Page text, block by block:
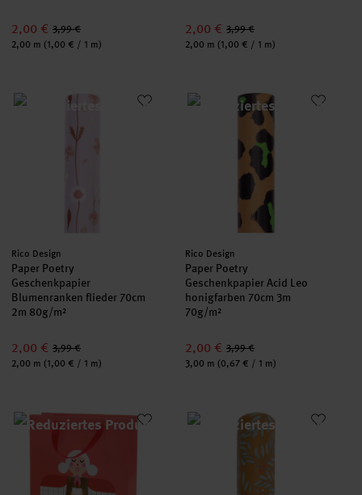
2,00 € 3,99 €
Inhalt:
2,00 m (1,00 € / 1 m)
2,00 € 3,99 €
Inhalt:
2,00 m (1,00 € / 1 m)
Paper Poetry Geschenkpapier Blumenranken flieder 70cm 2m
Hersteller:
Rico Design
Paper Poetry
Geschenkpapier
Blumenranken flieder 70cm
2m 80g/m²
2,00 € 3,99 €
Inhalt:
2,00 m (1,00 € / 1 m)
Paper Poetry Geschenkpapier
Hersteller:
Rico Design
Paper Poetry
Geschenkpapier Acid Leo
honigfarben 70cm 3m
70g/m²
2,00 € 3,99 €
Inhalt:
3,00 m (0,67 € / 1 m)
Paper Poetry Geschenktüte Engel rot 26x32x12cm
Paper Poetry Geschenkpapier